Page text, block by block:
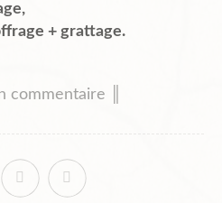
+ grattage.
commentaire ║